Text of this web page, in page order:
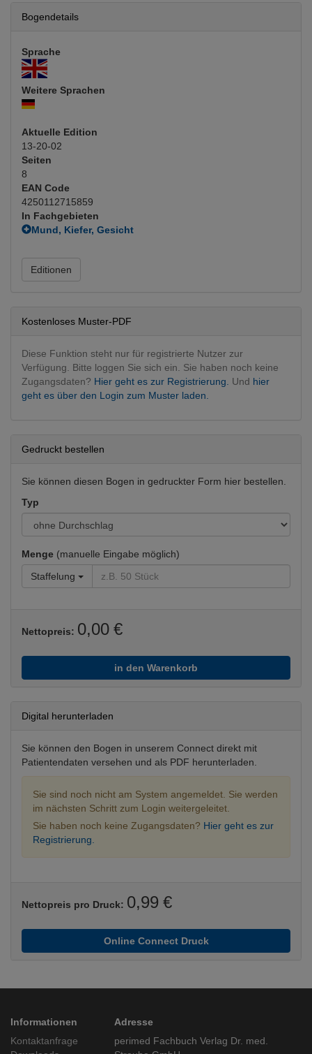
Bogendetails
Sprache
Weitere Sprachen
Aktuelle Edition
13-20-02
Seiten
8
EAN Code
4250112715859
In Fachgebieten
Mund, Kiefer, Gesicht
Zahnheilkunde
Editionen
Kostenloses Muster-PDF
Diese Funktion steht nur für registrierte Nutzer zur
Verfügung. Bitte loggen Sie sich ein. Sie haben noch keine
Zugangsdaten? Hier geht es zur Registrierung. Und hier
geht es über den Login zum Muster laden.
Gedruckt bestellen
Sie können diesen Bogen in gedruckter Form hier bestellen.
Typ
Menge (manuelle Eingabe möglich)
Staffelung
Nettopreis: 0,00 €
in den Warenkorb
Digital herunterladen
Sie können den Bogen in unserem Connect direkt mit
Patientendaten versehen und als PDF herunterladen.
Sie sind noch nicht am System angemeldet. Sie werden
im nächsten Schritt zum Login weitergeleitet.
Sie haben noch keine Zugangsdaten? Hier geht es zur
Registrierung.
Nettopreis pro Druck: 0,99 €
Online Connect Druck
Informationen
Kontaktanfrage
Adresse
perimed Fachbuch Verlag Dr. med.